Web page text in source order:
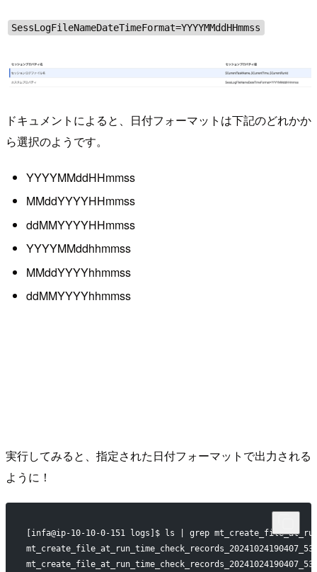
SessLogFileNameDateTimeFormat=YYYYMMddHHmmss
ドキュメントによると、日付フォーマットは下記のどれかか
ら選択のようです。
YYYYMMddHHmmss
MMddYYYYHHmmss
ddMMYYYYHHmmss
YYYYMMddhhmmss
MMddYYYYhhmmss
ddMMYYYYhhmmss
実行してみると、指定された日付フォーマットで出力される
ように！
[infa@ip-10-10-0-151 logs]$ ls | grep
mt_create_file_at_run_time_check_records_20241024190407_53